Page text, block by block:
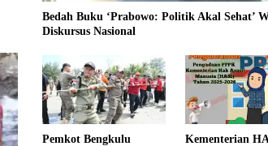
Bedah Buku ‘Prabowo: Politik Akal Sehat’
Diskursus Nasional
Pemkot Bengkulu
Kementerian